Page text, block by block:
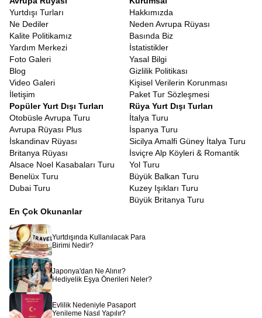
Yurtdışı Turları
Ne Dediler
Kalite Politikamız
Yardım Merkezi
Foto Galeri
Blog
Video Galeri
İletişim
Hakkımızda
Neden Avrupa Rüyası
Basında Biz
İstatistikler
Yasal Bilgi
Gizlilik Politikası
Kişisel Verilerin Korunması
Paket Tur Sözleşmesi
Popüler Yurt Dışı Turları
Otobüsle Avrupa Turu
Avrupa Rüyası Plus
İskandinav Rüyası
Britanya Rüyası
Alsace Noel Kasabaları Turu
Benelüx Turu
Dubai Turu
Rüya Yurt Dışı Turları
İtalya Turu
İspanya Turu
Sicilya Amalfi Güney İtalya Turu
İsviçre Alp Köyleri & Romantik
Yol Turu
Büyük Balkan Turu
Kuzey Işıkları Turu
Büyük Britanya Turu
En Çok Okunanlar
Yurtdışında Kullanılacak Para
Birimi Nedir?
Japonya'dan Ne Alınır?
Hediyelik Eşya Önerileri Neler?
Evlilik Nedeniyle Pasaport
Yenileme Nasıl Yapılır?